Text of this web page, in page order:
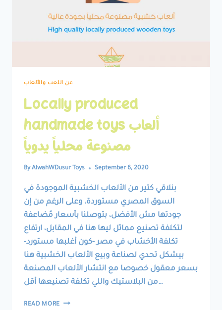
عن اللعب والألعاب
Locally produced
handmade toys ألعاب
مصنوعة محلياً يدوياً
By AlwahWDusur Toys September 6, 2020
بنلاقي كتير من الألعاب الخشبية الموجودة في
السوق المصري مستوردة، وعلى الرغم من إن
جودتها مش الأفضل، بتوصلنا بأسعار مُضاعفة
لتكلفة تصنيع مماثل ليها هنا في المقابل، ارتفاع
تكلفة الأخشاب في مصر -كون أغلبها مستورد-
بيشكل تحدي لصناعة وبيع الألعاب الخشبية هنا
بسعر معقول خصوصا مع انتشار الألعاب المصنعة
من البلاستيك واللي تكلفة تصنيعها أقل…
READ MORE LOCALLY